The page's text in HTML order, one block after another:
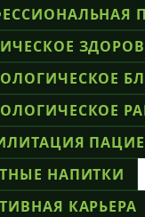
НАПИТКИ
КАРЬЕРА